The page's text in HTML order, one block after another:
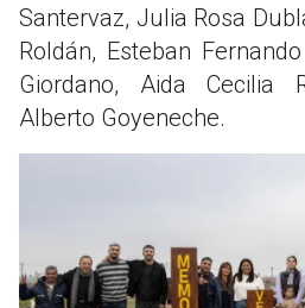
Santervaz, Julia Rosa
Roldán, Esteban
Giordano, Aida Cecilia
Alberto Goyeneche.